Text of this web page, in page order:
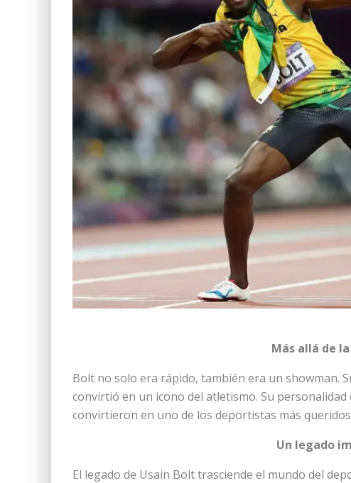
Más allá de
Bolt no solo era rápido, también era un showman.
convirtió en un icono del atletismo. Su
convirtieron en uno de los deportistas más
Un legado
El legado de Usain Bolt trasciende el mundo del